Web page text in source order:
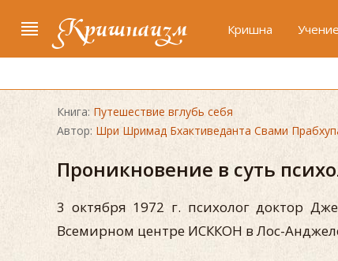
Кришнаизм Кришна Учение
Книга: Путешествие вглубь себя
Автор: Шри Шримад Бхактиведанта Свами
Проникновение в суть
3 октября 1972 г. психолог доктор
Всемирном центре ИСККОН в Лос-